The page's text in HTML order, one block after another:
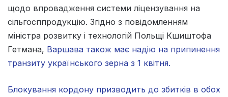
щодо впровадження системи ліцензування на
сільгосппродукцію. Згідно з повідомленням
міністра розвитку і технологій Польщі Кшиштофа
Гетмана, Варшава також має надію на припинення
транзиту українського зерна з 1 квітня.
Блокування кордону призводить до збитків в обох